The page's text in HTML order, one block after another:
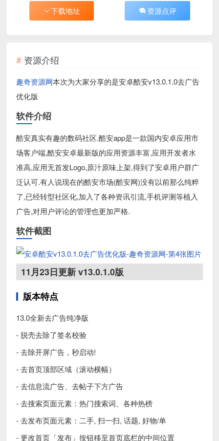
下载地址 资源点评
资源介绍
趣奇资源网本次为大家分享的是安卓酷安v13.0.1.0去广告
优化版
软件介绍
酷安真实有趣的数码社区.酷安app是一款国内安卓应用市
场客户端,酷安安卓最新版的应用资源丰富,应用开发者水
准高,应用无首发Logo,原汁原味上架,得到了安卓用户群广
泛认可.有人说现在的酷安市场(酷安网)没有以前那么纯粹
了,已经转型社区化,加入了各种资讯引流,手机评测等植入
广告,对用户评论的管理也更加严格.
软件截图
11月23日更新 v13.0.1.0版
版本特点
13.0全新去广告纯净版
- 脱壳去除了签名校验
- 去除开屏广告，秒启动!
- 去首页顶部区域（滚动横幅）
- 去信息流广告、去帖子下方广告
- 去搜索页面元素：热门搜索词、各种热榜
- 去发布页面元素：二手, 扫一扫, 话题, 好物/单
- 更改首页「发布」按钮移至首页底栏的中间位置